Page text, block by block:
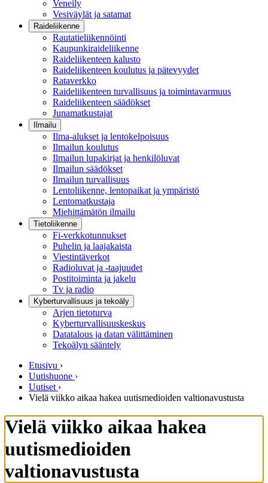
Veneily
Vesiväylät ja satamat
Raideliikenne
Rautatieliikennöinti
Kaupunkiraideliikenne
Raideliikenteen kalusto
Raideliikenteen koulutus ja pätevyydet
Rataverkko
Raideliikenteen turvallisuus ja toimintavarmuus
Raideliikenteen säädökset
Junamatkustajat
Ilmailu
Ilma-alukset ja lentokelpoisuus
Ilmailun koulutus
Ilmailun lupakirjat ja henkilöluvat
Ilmailun säädökset
Ilmailun turvallisuus
Lentoliikenne, lentopaikat ja ympäristö
Lentomatkustaja
Miehittämätön ilmailu
Tietoliikenne
Fi-verkkotunnukset
Puhelin ja laajakaista
Viestintäverkot
Radioluvat ja -taajuudet
Postitoiminta ja jakelu
Tv ja radio
Kyberturvallisuus ja tekoäly
Arjen tietoturva
Kyberturvallisuuskeskus
Datatalous ja datan välittäminen
Tekoälyn sääntely
Etusivu ›
Uutishuone ›
Uutiset ›
Vielä viikko aikaa hakea uutismedioiden valtionavustusta
Vielä viikko aikaa hakea
uutismedioiden
valtionavustusta